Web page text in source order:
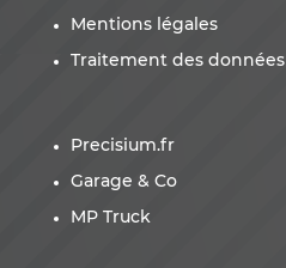
Mentions légales
Traitement des données
Precisium.fr
Garage & Co
MP Truck